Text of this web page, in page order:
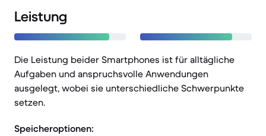
Leistung
Die Leistung beider Smartphones ist für alltägliche
Aufgaben und anspruchsvolle Anwendungen
ausgelegt, wobei sie unterschiedliche Schwerpunkte
setzen.
Speicheroptionen: